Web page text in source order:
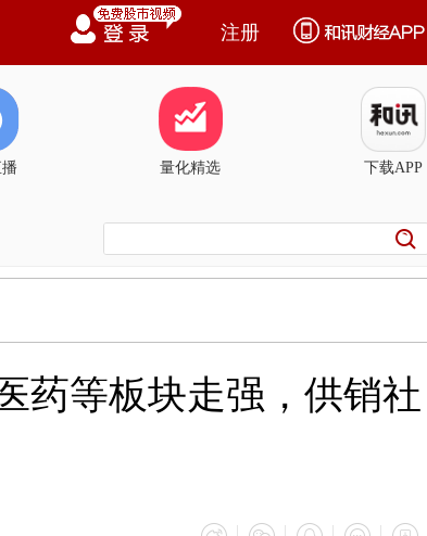
注册
量化精选 下载APP
药等板块走强，供销社